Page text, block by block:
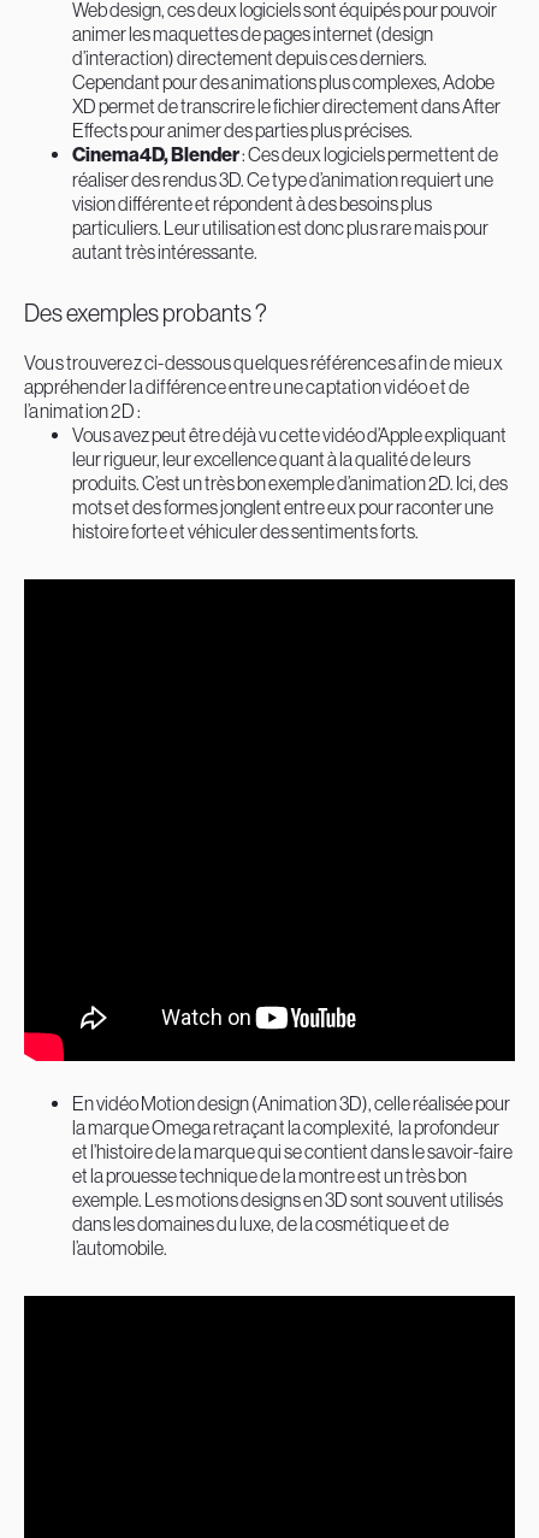
Web design, ces deux logiciels sont équipés pour pouvoir
animer les maquettes de pages internet (design
d’interaction) directement depuis ces derniers.
Cependant pour des animations plus complexes, Adobe
XD permet de transcrire le fichier directement dans After
Effects pour animer des parties plus précises.
Cinema4D, Blender: Ces deux logiciels permettent de
réaliser des rendus 3D. Ce type d’animation requiert une
vision différente et répondent à des besoins plus
particuliers. Leur utilisation est donc plus rare mais pour
autant très intéressante.
Des exemples probants ?
Vous trouverez ci-dessous quelques références afin de mieux
appréhender la différence entre une captation vidéo et de
l’animation 2D :
Vous avez peut être déjà vu cette vidéo d’Apple expliquant
leur rigueur, leur excellence quant à la qualité de leurs
produits. C’est un très bon exemple d’animation 2D. Ici, des
mots et des formes jonglent entre eux pour raconter une
histoire forte et véhiculer des sentiments forts.
En vidéo Motion design (Animation 3D), celle réalisée pour
la marque Omega retraçant la complexité, la profondeur
et l’histoire de la marque qui se contient dans le savoir-faire
et la prouesse technique de la montre est un très bon
exemple. Les motions designs en 3D sont souvent utilisés
dans les domaines du luxe, de la cosmétique et de
l’automobile.